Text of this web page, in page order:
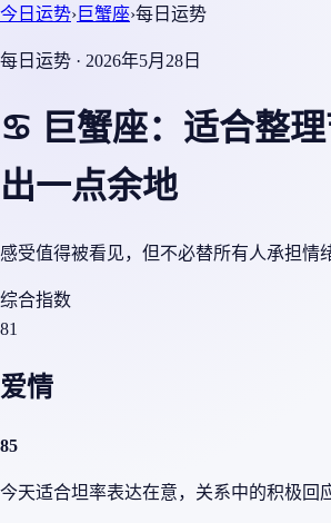
今日运势›巨蟹座›每日运势
每日运势 · 2026年5月28日
♋ 巨蟹座：适合整
出一点余地
感受值得被看见，但不必替所有人承担情
综合指数
81
爱情
85
今天适合坦率表达在意，关系中的积极回